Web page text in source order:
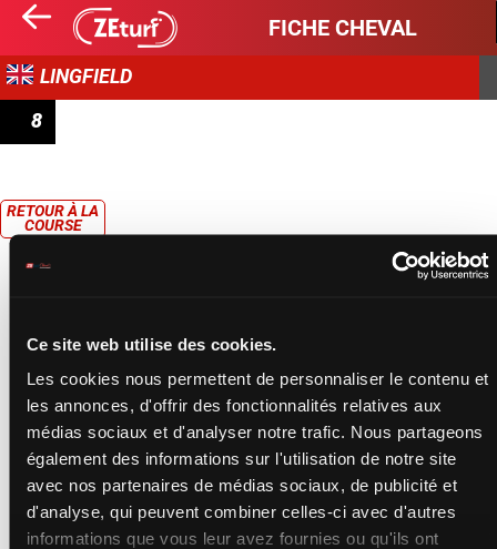
Ce site web utilise des cookies.
Les cookies nous permettent de personnaliser le contenu et
les annonces, d'offrir des fonctionnalités relatives aux
médias sociaux et d'analyser notre trafic. Nous partageons
également des informations sur l'utilisation de notre site
avec nos partenaires de médias sociaux, de publicité et
d'analyse, qui peuvent combiner celles-ci avec d'autres
informations que vous leur avez fournies ou qu'ils ont
FICHE CHEVAL
LINGFIELD
8
RETOUR À LA
COURSE